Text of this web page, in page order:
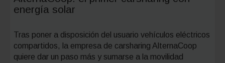
energía solar
Tras poner a disposición del usuario vehículos eléctricos
compartidos, la empresa de carsharing AlternaCoop
quiere dar un paso más y sumarse a la movilidad